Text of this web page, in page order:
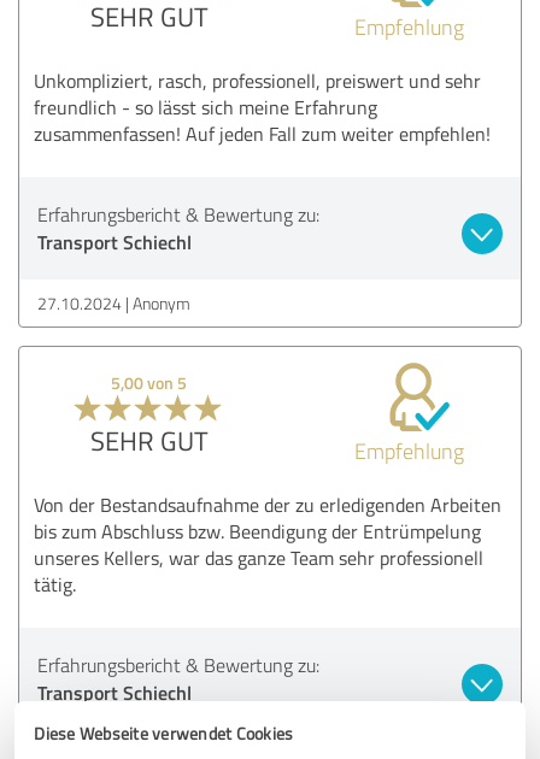
Diese Webseite verwendet Cookies
SEHR GUT Empfehlung
Unkompliziert, rasch, professionell, preiswert und sehr
freundlich - so lässt sich meine Erfahrung
zusammenfassen! Auf jeden Fall zum weiter empfehlen!
Erfahrungsbericht & Bewertung zu:
Transport Schiechl
27.10.2024 Anonym
5,00 von 5
SEHR GUT Empfehlung
Von der Bestandsaufnahme der zu erledigenden Arbeiten
bis zum Abschluss bzw. Beendigung der Entrümpelung
unseres Kellers, war das ganze Team sehr professionell
tätig.
Erfahrungsbericht & Bewertung zu:
Transport Schiechl